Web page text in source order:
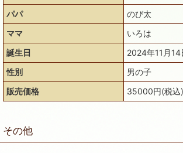
パパ
のび太
ママ
いろは
誕生日
2024年11月14
性別
男の子
販売価格
35000円(税込)
その他